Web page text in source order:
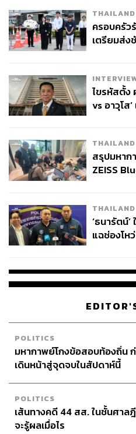
TAGS:
ABOUT
ภูริตา บุญ
THAILAND
ครอบครัว
เตรียมส่ง
ไขรหัสตั้ง
vs อาวุโส
THAILAND
สรุปมหาก
ZEISS
จ่ายหนี้-แอ
THAILAND
‘ธนารัตน์’
แฉช่องโห
POLITICS
มหากาพย์โกงข้อสอบท้องถิ่น
เดินหน้าสู่จุดจบในสัปดาห์นี้
POLITICS
เส้นทางคดี 44 สส. ในชั้นศาล
จะรู้ผลเมื่อไร